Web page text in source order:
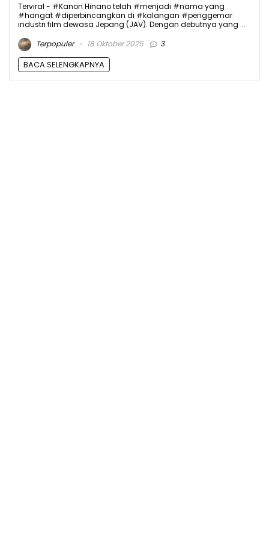
Terviral - #Kanon Hinano telah #menjadi #nama yang
#hangat #diperbincangkan di #kalangan #penggemar
industri film dewasa Jepang (JAV). Dengan debutnya yang ...
Terpopuler
18 Oktober 2025 3
BACA SELENGKAPNYA